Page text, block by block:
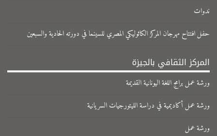
ندوات
حفل افتتاح مهرجان المركز الكاثوليكي المصري للسينما في دورته الحادية والسبعين
المركز الثقافي بالجيزة
ورشة عمل برامج اللغة اليونانية القديمة
ورشة عمل أكاديمية في دراسة الليتورجيات السريانية
ورشة عمل